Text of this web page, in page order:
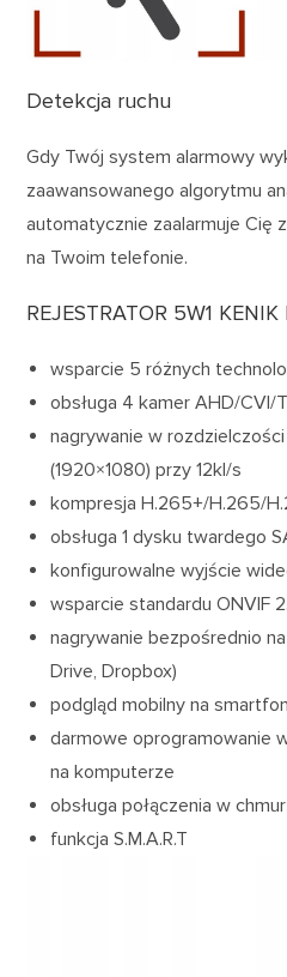
Detekcja ruchu
Gdy Twój system alarmowy
zaawansowanego algorytmu
automatycznie zaalarmuje Cię
na Twoim telefonie.
REJESTRATOR 5W1
wsparcie 5 różnych
obsługa 4 kamer AHD/CVI/
nagrywanie w
(1920×1080) przy 12kl/s
kompresja H.265+/H.265/
obsługa 1 dysku twardego
konfigurowalne wyjście
wsparcie standardu ONVIF
nagrywanie bezpośrednio
Drive, Dropbox)
podgląd mobilny na
darmowe oprogramowanie
na komputerze
obsługa połączenia w
funkcja S.M.A.R.T